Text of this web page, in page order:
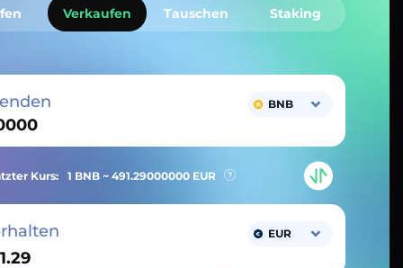
Verkaufen Tauschen Staking
BNB
Kurs: 1 BNB ~ 491.29000000 EUR
EUR